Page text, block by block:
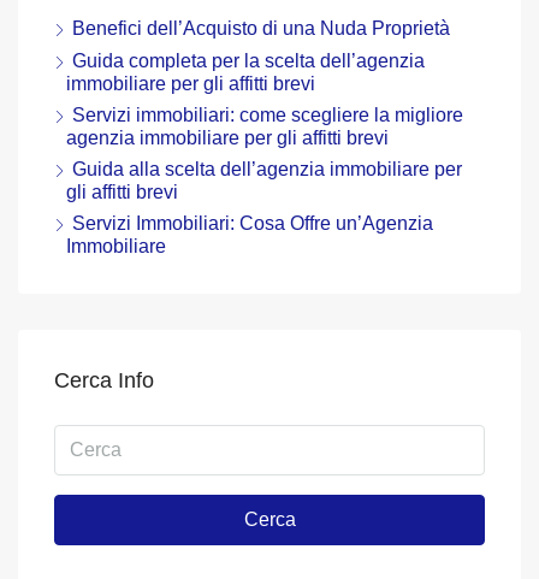
Benefici dell’Acquisto di una Nuda Proprietà
Guida completa per la scelta dell’agenzia
immobiliare per gli affitti brevi
Servizi immobiliari: come scegliere la migliore
agenzia immobiliare per gli affitti brevi
Guida alla scelta dell’agenzia immobiliare per
gli affitti brevi
Servizi Immobiliari: Cosa Offre un’Agenzia
Immobiliare
Cerca Info
Cerca